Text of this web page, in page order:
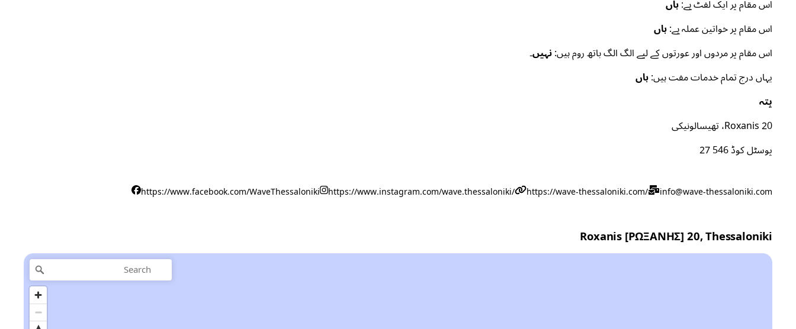
اس مقام پر ایک لفٹ ہے:ہاں
اس مقام پر خواتین عملہ ہے:ہاں
اس مقام پر مردوں اور عورتوں کے لیے الگ الگ باتھ روم ہیں:نہیں۔
یہاں درج تمام خدمات مفت ہیں:ہاں
پتہ
Roxanis 20، تھیسالونیکی
پوسٹل کوڈ 546 27
info@wave-thessaloniki.com
https://wave-thessaloniki.com/
https://www.instagram.com/wave.thessaloniki/
https://www.facebook.com/WaveThessaloniki
Roxanis [ΡΩΞΑΝΗΣ] 20, Thessaloniki